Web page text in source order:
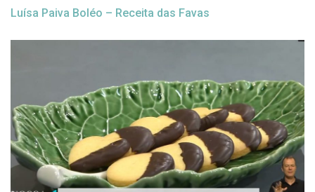
Luísa Paiva Boléo – Receita das Favas